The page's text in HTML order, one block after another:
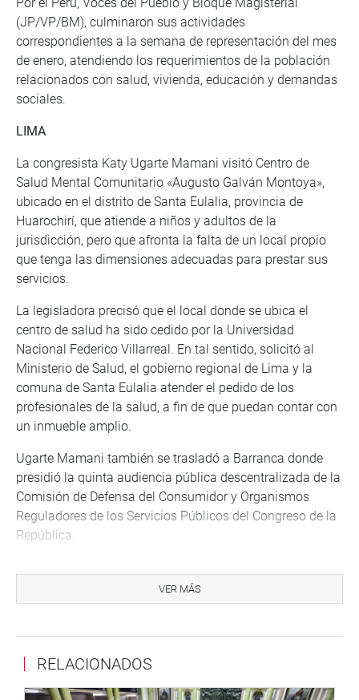
(JP/VP/BM), culminaron sus actividades
correspondientes a la semana de representación del mes
de enero, atendiendo los requerimientos de la población
relacionados con salud, vivienda, educación y demandas
sociales.
LIMA
La congresista Katy Ugarte Mamani visitó Centro de
Salud Mental Comunitario «Augusto Galván Montoya»,
ubicado en el distrito de Santa Eulalia, provincia de
Huarochirí, que atiende a niños y adultos de la
jurisdicción, pero que afronta la falta de un local propio
que tenga las dimensiones adecuadas para prestar sus
servicios.
La legisladora precisó que el local donde se ubica el
centro de salud ha sido cedido por la Universidad
Nacional Federico Villarreal. En tal sentido, solicitó al
Ministerio de Salud, el gobierno regional de Lima y la
comuna de Santa Eulalia atender el pedido de los
profesionales de la salud, a fin de que puedan contar con
un inmueble amplio.
Ugarte Mamani también se trasladó a Barranca donde
presidió la quinta audiencia pública descentralizada de la
Comisión de Defensa del Consumidor y Organismos
Reguladores de los Servicios Públicos del Congreso de la
República.
problemas con el recurso hídrico ya que solo cuentan con
el servicio por un par de horas y el tratamiento de las
problemas de salud”, advirtió la legisladora.
MOQUEGUA
VER MÁS
RELACIONADOS